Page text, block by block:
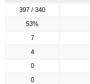
397 / 340
53%
7
4
0
0